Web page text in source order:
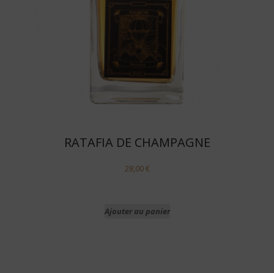
RATAFIA DE CHAMPAGNE
28,00€
Ajouter au panier